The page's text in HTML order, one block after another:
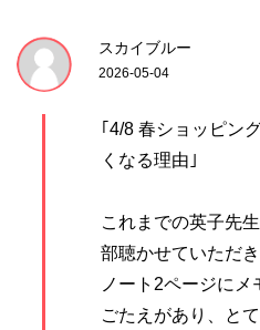
スカイブルー
2026-05-04
｢4/8 春ショッピン
くなる理由｣
これまでの英子先
部聴かせていただき
ノート2ページにメ
ごたえがあり、と